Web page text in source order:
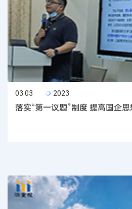
03.03 2023
落实“第一议题”制度 提高国企